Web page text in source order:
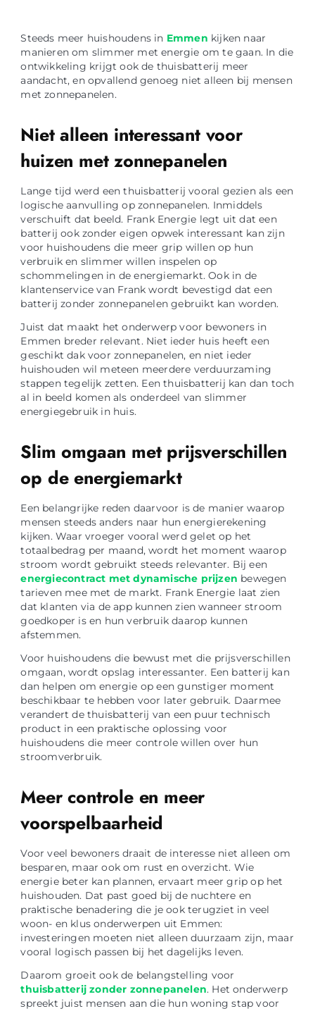
Steeds meer huishoudens in Emmen kijken naar
manieren om slimmer met energie om te gaan. In die
ontwikkeling krijgt ook de thuisbatterij meer
aandacht, en opvallend genoeg niet alleen bij mensen
met zonnepanelen.
Niet alleen interessant voor
huizen met zonnepanelen
Lange tijd werd een thuisbatterij vooral gezien als een
logische aanvulling op zonnepanelen. Inmiddels
verschuift dat beeld. Frank Energie legt uit dat een
batterij ook zonder eigen opwek interessant kan zijn
voor huishoudens die meer grip willen op hun
verbruik en slimmer willen inspelen op
schommelingen in de energiemarkt. Ook in de
klantenservice van Frank wordt bevestigd dat een
batterij zonder zonnepanelen gebruikt kan worden.
Juist dat maakt het onderwerp voor bewoners in
Emmen breder relevant. Niet ieder huis heeft een
geschikt dak voor zonnepanelen, en niet ieder
huishouden wil meteen meerdere verduurzaming
stappen tegelijk zetten. Een thuisbatterij kan dan toch
al in beeld komen als onderdeel van slimmer
energiegebruik in huis.
Slim omgaan met prijsverschillen
op de energiemarkt
Een belangrijke reden daarvoor is de manier waarop
mensen steeds anders naar hun energierekening
kijken. Waar vroeger vooral werd gelet op het
totaalbedrag per maand, wordt het moment waarop
stroom wordt gebruikt steeds relevanter. Bij een
energiecontract met dynamische prijzen bewegen
tarieven mee met de markt. Frank Energie laat zien
dat klanten via de app kunnen zien wanneer stroom
goedkoper is en hun verbruik daarop kunnen
afstemmen.
Voor huishoudens die bewust met die prijsverschillen
omgaan, wordt opslag interessanter. Een batterij kan
dan helpen om energie op een gunstiger moment
beschikbaar te hebben voor later gebruik. Daarmee
verandert de thuisbatterij van een puur technisch
product in een praktische oplossing voor
huishoudens die meer controle willen over hun
stroomverbruik.
Meer controle en meer
voorspelbaarheid
Voor veel bewoners draait de interesse niet alleen om
besparen, maar ook om rust en overzicht. Wie
energie beter kan plannen, ervaart meer grip op het
huishouden. Dat past goed bij de nuchtere en
praktische benadering die je ook terugziet in veel
woon- en klus onderwerpen uit Emmen:
investeringen moeten niet alleen duurzaam zijn, maar
vooral logisch passen bij het dagelijks leven.
Daarom groeit ook de belangstelling voor
thuisbatterij zonder zonnepanelen. Het onderwerp
spreekt juist mensen aan die hun woning stap voor